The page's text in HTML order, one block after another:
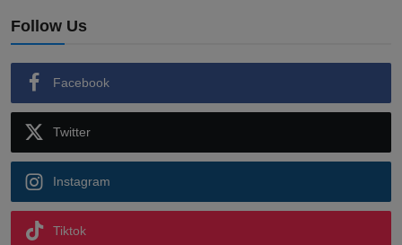
Follow Us
Facebook
Twitter
Instagram
Tiktok